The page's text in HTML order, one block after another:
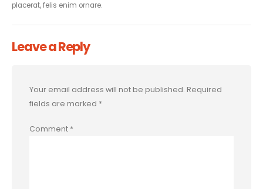
placerat, felis enim ornare.
Leave a Reply
Your email address will not be published. Required
fields are marked *
Comment *